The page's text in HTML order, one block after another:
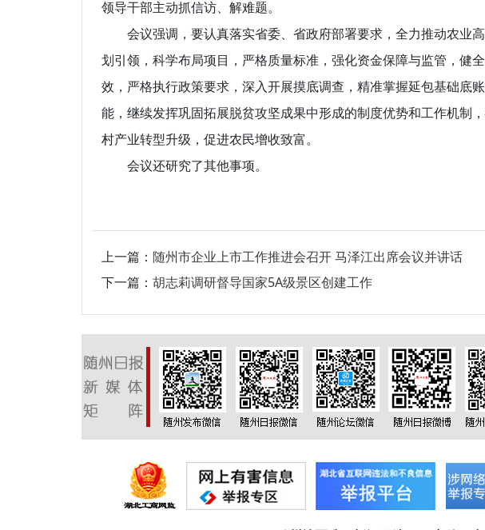
领导干部主动抓信访、解难题。
会议强调，要认真落实省委、省政府部署要求，全力推动农业
划引领，科学布局项目，严格质量标准，强化资金保障与监管，健
效，严格执行政策要求，深入开展摸底调查，精准掌握延包基础底
能，继续发挥巩固拓展脱贫攻坚成果中形成的制度优势和工作机制
村产业转型升级，促进农民增收致富。
会议还研究了其他事项。
上一篇： 随州市企业上市工作推进会召开 马泽江出席会议并讲话
下一篇： 胡志莉调研督导国家5A级景区创建工作